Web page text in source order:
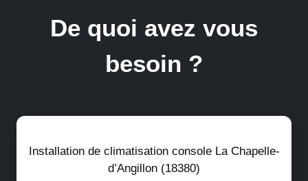
De quoi avez vous
besoin ?
Installation de climatisation console La Chapelle-
d’Angillon (18380)